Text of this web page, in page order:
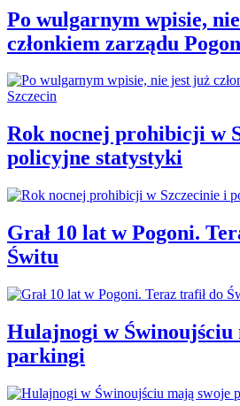
Po wulgarnym wpisie,
członkiem zarządu
Rok nocnej prohibicji w
policyjne statystyki
Grał 10 lat w Pogoni.
Świtu
Hulajnogi w Świnoujściu
parkingi